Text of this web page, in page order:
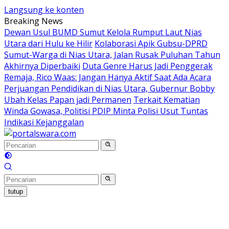
Langsung ke konten
Breaking News
Dewan Usul BUMD Sumut Kelola Rumput Laut Nias
Utara dari Hulu ke Hilir Kolaborasi Apik Gubsu-DPRD
Sumut-Warga di Nias Utara, Jalan Rusak Puluhan Tahun
Akhirnya Diperbaiki Duta Genre Harus Jadi Penggerak
Remaja, Rico Waas: Jangan Hanya Aktif Saat Ada Acara
Perjuangan Pendidikan di Nias Utara, Gubernur Bobby
Ubah Kelas Papan jadi Permanen Terkait Kematian
Winda Gowasa, Politisi PDIP Minta Polisi Usut Tuntas
Indikasi Kejanggalan
tutup